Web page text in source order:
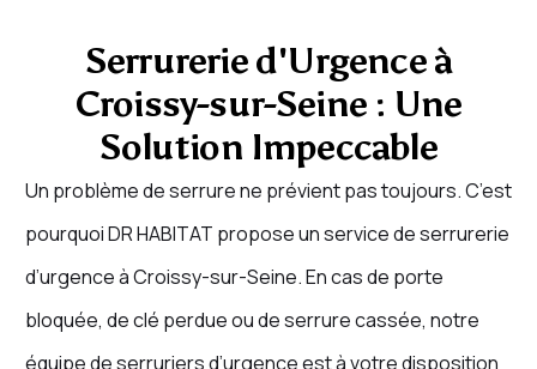
Serrurerie d'Urgence à
Croissy-sur-Seine : Une
Solution Impeccable
Un problème de serrure ne prévient pas toujours. C’est
pourquoi DR HABITAT propose un service de serrurerie
d’urgence à Croissy-sur-Seine. En cas de porte
bloquée, de clé perdue ou de serrure cassée, notre
équipe de serruriers d’urgence est à votre disposition